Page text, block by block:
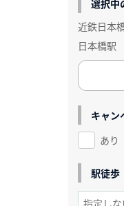
選択中
近鉄日本
日本橋駅
キャン
あり
駅徒歩